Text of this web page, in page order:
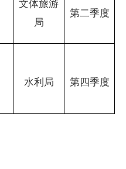
文体旅游
局
第二季度
水利局 第四季度